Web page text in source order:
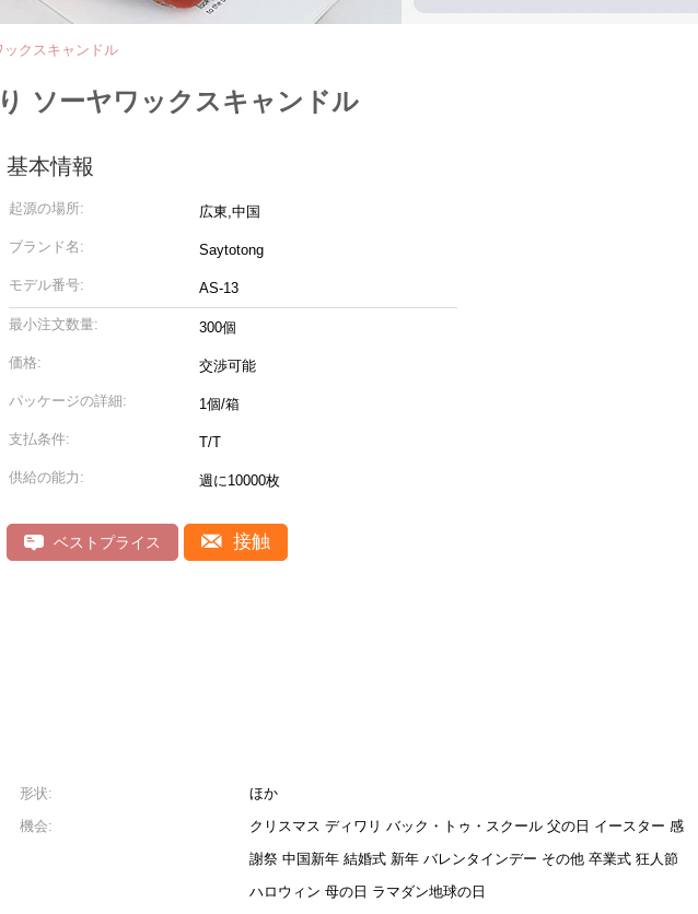
クスキャンドル
ソーヤワックスキャンドル
基本情報
起源の場所: 広東,中国
ブランド名: Saytotong
モデル番号: AS-13
最小注文数量: 300個
価格: 交渉可能
パッケージの詳細: 1個/箱
支払条件: T/T
供給の能力: 週に10000枚
ベストプライス 接触
形状:
ほか
機会:
クリスマス ディワリ バック・トゥ・スクール 父の日 イースター 感
謝祭 中国新年 結婚式 新年 バレンタインデー その他 卒業式 狂人節
ハロウィン 母の日 ラマダン地球の日